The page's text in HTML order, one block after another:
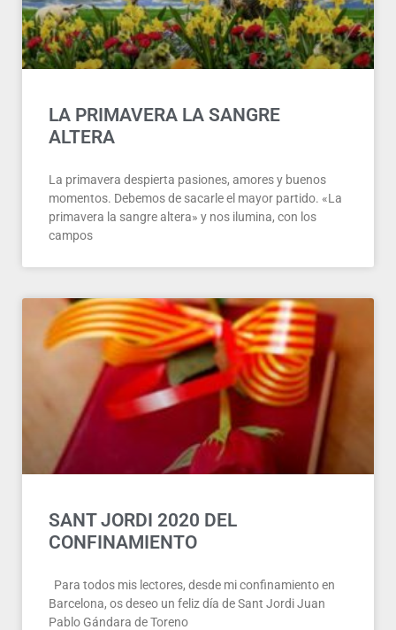
LA PRIMAVERA LA SANGRE
ALTERA
La primavera despierta pasiones, amores y buenos
momentos. Debemos de sacarle el mayor partido. «La
primavera la sangre altera» y nos ilumina, con los
campos
SANT JORDI 2020 DEL
CONFINAMIENTO
Para todos mis lectores, desde mi confinamiento en
Barcelona, os deseo un feliz día de Sant Jordi Juan
Pablo Gándara de Toreno